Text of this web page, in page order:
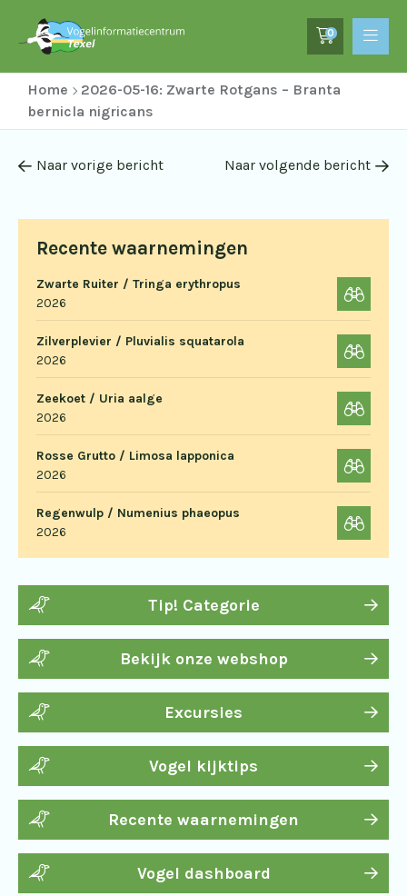
0
Home
2026-05-16: Zwarte Rotgans – Branta
bernicla nigricans
Recente waarnemingen
Zwarte Ruiter / Tringa erythropus
2026
Zilverplevier / Pluvialis squatarola
2026
Zeekoet / Uria aalge
2026
Rosse Grutto / Limosa lapponica
2026
Regenwulp / Numenius phaeopus
2026
Tip! Categorie
Bekijk onze webshop
Excursies
Vogel kijktips
Recente waarnemingen
Vogel dashboard
Naar vorige bericht Naar volgende bericht